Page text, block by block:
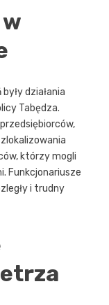
działania
Tabędza.
którzy mogli
Funkcjonariusze
i trudny